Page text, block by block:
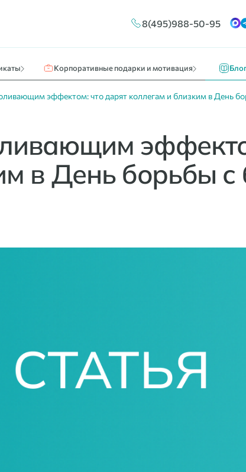
8(495)988-50-95
Кино, театр, развлечения
Корпоративные подарки и мотивация
Массовые выплаты
О нас
Идеи к
эффектом: что дарят коллегам и близким в День
в День борьбы